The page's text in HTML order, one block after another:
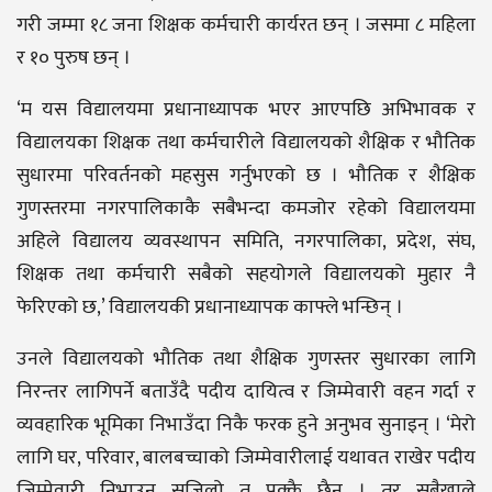
गरी जम्मा १८ जना शिक्षक कर्मचारी कार्यरत छन् । जसमा ८ महिला
र १० पुरुष छन् ।
‘म यस विद्यालयमा प्रधानाध्यापक भएर आएपछि अभिभावक र
विद्यालयका शिक्षक तथा कर्मचारीले विद्यालयको शैक्षिक र भौतिक
सुधारमा परिवर्तनको महसुस गर्नुभएको छ । भौतिक र शैक्षिक
गुणस्तरमा नगरपालिकाकै सबैभन्दा कमजोर रहेको विद्यालयमा
अहिले विद्यालय व्यवस्थापन समिति, नगरपालिका, प्रदेश, संघ,
शिक्षक तथा कर्मचारी सबैको सहयोगले विद्यालयको मुहार नै
फेरिएको छ,’ विद्यालयकी प्रधानाध्यापक काफ्ले भन्छिन् ।
उनले विद्यालयको भौतिक तथा शैक्षिक गुणस्तर सुधारका लागि
निरन्तर लागिपर्ने बताउँदै पदीय दायित्व र जिम्मेवारी वहन गर्दा र
व्यवहारिक भूमिका निभाउँदा निकै फरक हुने अनुभव सुनाइन् । ‘मेरो
लागि घर, परिवार, बालबच्चाको जिम्मेवारीलाई यथावत राखेर पदीय